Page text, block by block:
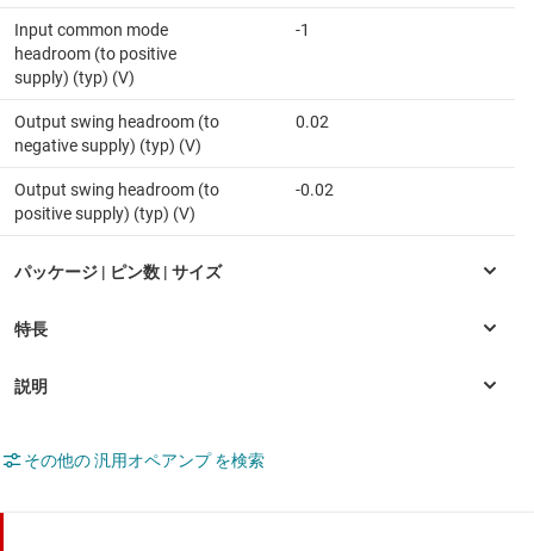
Input common mode
headroom (to positive
supply) (typ) (V)
-1
Output swing headroom (to
negative supply) (typ) (V)
0.02
Output swing headroom (to
positive supply) (typ) (V)
-0.02
その他の 汎用オペアンプ を検索